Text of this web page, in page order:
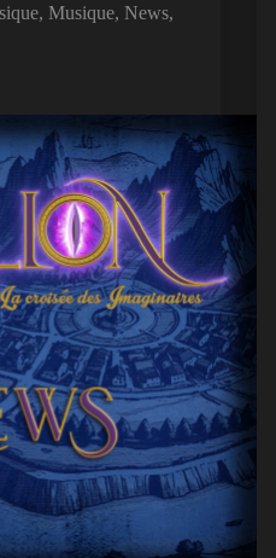
, Musique, News,